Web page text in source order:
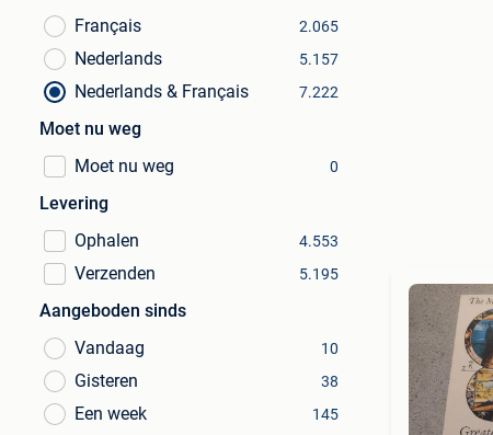
Français
2.065
Nederlands 5.157
Nederlands & Français 7.222
Moet nu weg
Moet nu weg
0
Levering
Ophalen
4.553
Verzenden 5.195
Aangeboden sinds
Vandaag
10
Gisteren 38
Een week 145